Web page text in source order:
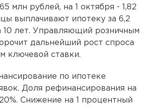
млн рублей, на 1 октября - 1,82
выплачивают ипотеку за 6,2
10 лет. Управляющий розничным
дальнейший рост спроса
ключевой ставки.
по ипотеке
Доля рефинансирования на
Снижение на 1 процентный